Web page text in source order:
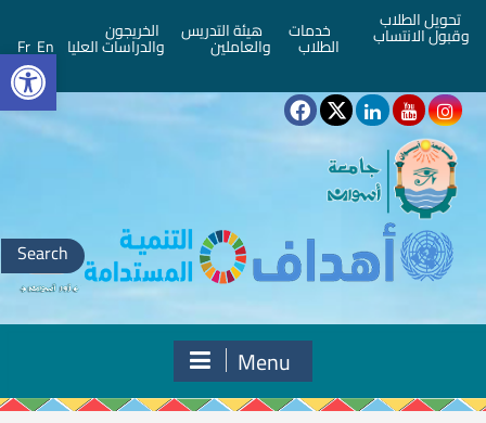
تحويل الطلاب
وقبول الانتساب خدمات
الطلاب
هيئة التدريس
والعاملين
الخريجون
والدراسات العليا En
Fr
Search
for:
Menu